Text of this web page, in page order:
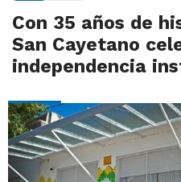
Con 35 años de
San Cayetano
independencia